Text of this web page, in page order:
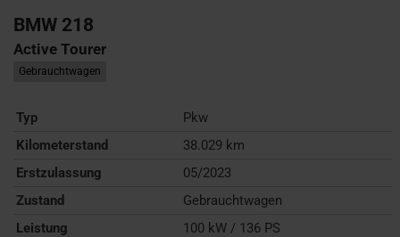
BMW 218
Active Tourer
Gebrauchtwagen
Typ
Pkw
Kilometerstand
38.029 km
Erstzulassung
05/2023
Zustand
Gebrauchtwagen
Leistung
100 kW / 136 PS